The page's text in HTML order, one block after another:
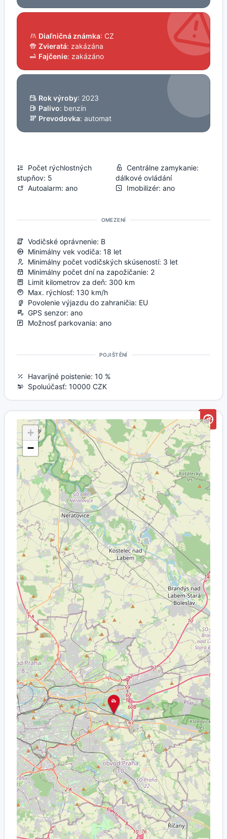
Diaľničná známka: CZ
Zvieratá: zakázána
Fajčenie: zakázáno
Rok výroby: 2023
Palivo: benzín
Prevodovka: automat
Počet rýchlostných
stupňov: 5
Centrálne zamykanie:
dálkové ovládání
Autoalarm: ano
Imobilizér: ano
OMEZENÍ
Vodičské oprávnenie: B
Minimálny vek vodiča: 18 let
Minimálny počet vodičských skúseností: 3 let
Minimálny počet dní na zapožičanie: 2
Limit kilometrov za deň: 300 km
Max. rýchlosť: 130 km/h
Povolenie výjazdu do zahraničia: EU
GPS senzor: ano
Možnosť parkovania: ano
POJIŠTĚNÍ
Havarijné poistenie: 10 %
Spoluúčasť: 10000 CZK
+
−